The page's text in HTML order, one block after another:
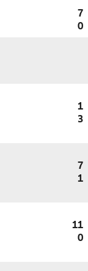
7
0
1
3
7
1
11
0